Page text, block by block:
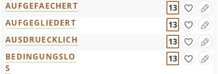
AUFGEFAECHERT
13
AUFGEGLIEDERT
13
AUSDRUECKLICH
13
BEDINGUNGSLO
S
13